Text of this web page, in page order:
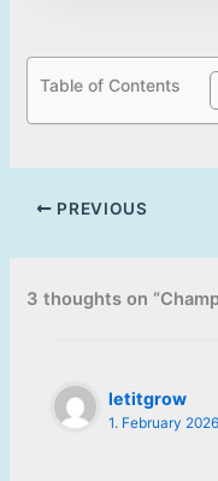
Table of Contents
PREVIOUS
3 thoughts on
letitgrow
1. February